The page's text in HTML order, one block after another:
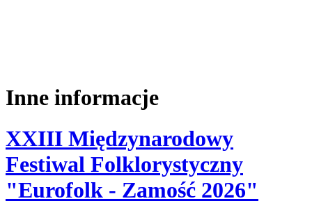
Inne informacje
XXIII Międzynarodowy
Festiwal Folklorystyczny
"Eurofolk - Zamość 2026"